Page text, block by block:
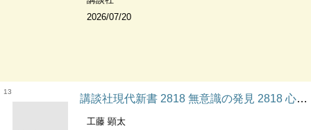
2026/07/20
13
講談社現代新書 2818 無意識の発見 2818 心に挑んだ精神分析の歴史 講談社現代新書
工藤 顕太